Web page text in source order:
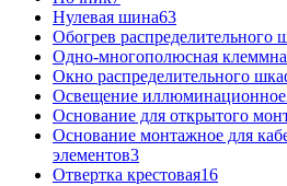
Нулевая шина63
Обогрев распределительного
Одно-многополюсная
Окно распределительного
Освещение иллюминационное
Основание для открытого
Основание монтажное для
элементов3
Отвертка крестовая16